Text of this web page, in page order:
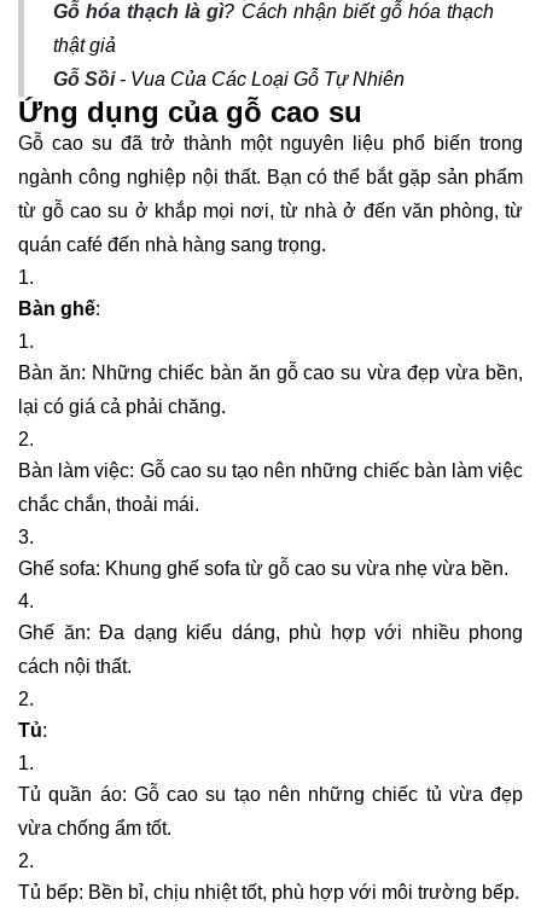
Gỗ hóa thạch là gì? Cách nhận biết gỗ hóa thạch
thật giả
Gỗ Sồi- Vua Của Các Loại Gỗ Tự Nhiên
Ứng dụng của gỗ cao su
Gỗ cao su đã trở thành một nguyên liệu phổ biến trong
ngành công nghiệp nội thất. Bạn có thể bắt gặp sản phẩm
từ gỗ cao su ở khắp mọi nơi, từ nhà ở đến văn phòng, từ
quán café đến nhà hàng sang trọng.
Bàn ghế:
Bàn ăn: Những chiếc bàn ăn gỗ cao su vừa đẹp vừa bền,
lại có giá cả phải chăng.
Bàn làm việc: Gỗ cao su tạo nên những chiếc bàn làm việc
chắc chắn, thoải mái.
Ghế sofa: Khung ghế sofa từ gỗ cao su vừa nhẹ vừa bền.
Ghế ăn: Đa dạng kiểu dáng, phù hợp với nhiều phong
cách nội thất.
Tủ:
Tủ quần áo: Gỗ cao su tạo nên những chiếc tủ vừa đẹp
vừa chống ẩm tốt.
Tủ bếp: Bền bỉ, chịu nhiệt tốt, phù hợp với môi trường bếp.